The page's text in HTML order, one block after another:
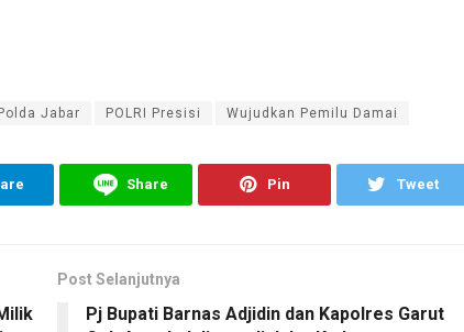
Jabar POLRI Presisi Wujudkan Pemilu Damai
Share Pin Tweet
Post Selanjutnya
Pj Bupati Barnas Adjidin dan Kapolres Garut